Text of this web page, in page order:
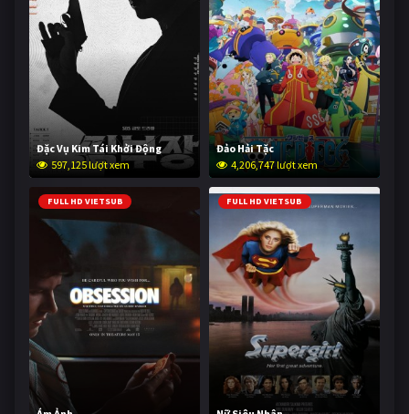
Đặc Vụ Kim Tái Khởi Động
597,125 lượt xem
Đảo Hải Tặc
4,206,747 lượt xem
FULL HD VIETSUB FULL HD VIETSUB